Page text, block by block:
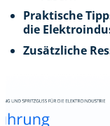
Praktische
die
Zusätzliche